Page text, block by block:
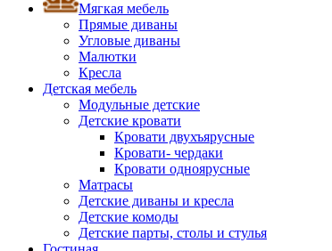
Мягкая мебель
Прямые диваны
Угловые диваны
Малютки
Кресла
Детская мебель
Модульные детские
Детские кровати
Кровати двухъярусные
Кровати- чердаки
Кровати одноярусные
Матрасы
Детские диваны и кресла
Детские комоды
Детские парты, столы и стулья